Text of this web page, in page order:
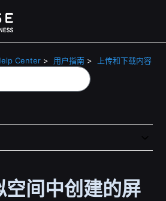
Center 用户指南 上传和下载内容
空间中创建的屏